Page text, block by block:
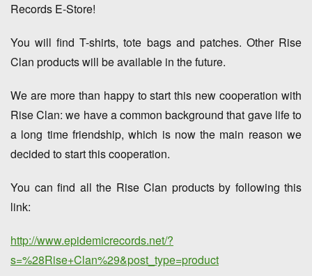
Records E-Store!
You will findT-shirts, tote bags and patches. Other Rise
Clan products will be available in the future.
We are more than happy to start this new cooperation with
Rise Clan: we have a common background that gave life to
a long time friendship, which is now the main reason we
decided to start this cooperation.
You can find all the Rise Clan products by following this
link:
http://www.epidemicrecords.net/?
s=%28Rise+Clan%29&post_type=product